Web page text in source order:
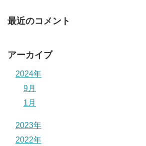
最近のコメント
アーカイブ
2024年
9月
1月
2023年
2022年